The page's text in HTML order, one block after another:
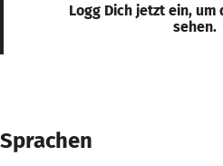
Logg Dich jetzt ein, um
sehen.
Sprachen